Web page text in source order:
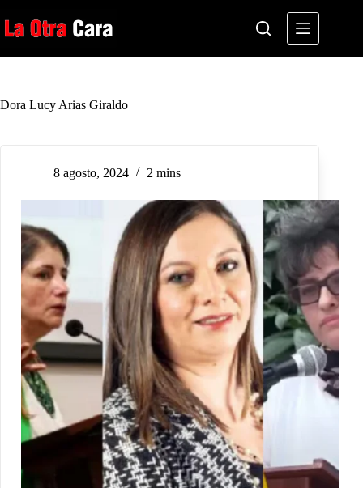
al
contenido
Dora Lucy Arias Giraldo
8 agosto, 2024 2 mins